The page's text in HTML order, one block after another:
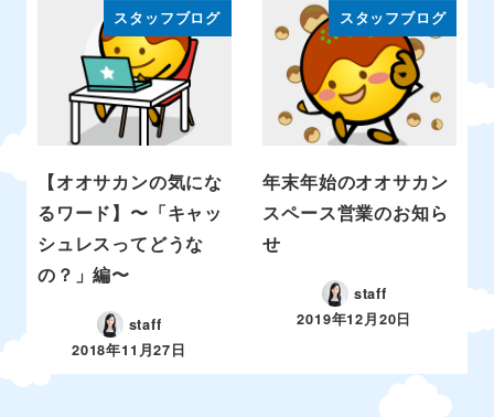
スタッフブログ
【オオサカンの気にな
るワード】〜「キャッ
シュレスってどうな
の？」編〜
staff
2018年11月27日
スタッフブログ
年末年始のオオサカン
スペース営業のお知ら
せ
staff
2019年12月20日